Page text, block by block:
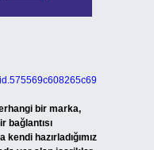
bir marka,
bağlantısı
hazırladığımız